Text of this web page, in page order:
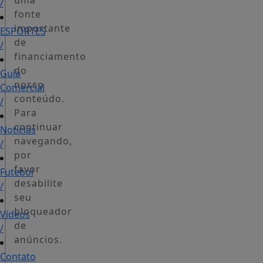
/
ESPORTES
/
Guia
Comercial
/
Notícias
/
Futebol
/
Vídeos
/
Contato
fonte
importante
de
financiamento
do
nosso
conteúdo.
Para
continuar
navegando,
por
favor
desabilite
seu
bloqueador
de
anúncios.